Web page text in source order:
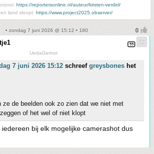
https://reportersonline.nl/auteur/kirsten-verdel/
land sloopt: https://www.project2025.observer/
• zondag 7 juni 2026 @ 15:12 • 180
UedaGernot
7 juni 2026 15:12 schreef greysbones het
ze de beelden ook zo zien dat we niet met
of het wel of niet klopt
bij elk mogelijke camerashot dus